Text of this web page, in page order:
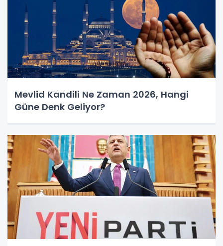
Mevlid Kandili Ne Zaman 2026, Hangi
Güne Denk Geliyor?